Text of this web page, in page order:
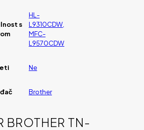
s
HL-
L9310CDW,
MFC-
L9570CDW
Ne
Brother
BROTHER TN-